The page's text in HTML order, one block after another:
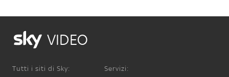
VIDEO
Tutti i siti di Sky: Servizi: